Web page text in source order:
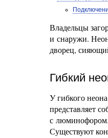
Владельцы
и снаружи.
дворец,
Гибкий
У гибкого
представляет
с люминофором.
Существуют